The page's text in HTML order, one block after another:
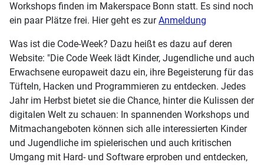
Workshops finden im Makerspace Bonn statt. Es sind noch
ein paar Plätze frei. Hier geht es zurAnmeldung
Was ist die Code-Week? Dazu heißt es dazu auf deren
Website: "Die Code Week lädt Kinder, Jugendliche und auch
Erwachsene europaweit dazu ein, ihre Begeisterung für das
Tüfteln, Hacken und Programmieren zu entdecken. Jedes
Jahr im Herbst bietet sie die Chance, hinter die Kulissen der
digitalen Welt zu schauen: In spannenden Workshops und
Mitmachangeboten können sich alle interessierten Kinder
und Jugendliche im spielerischen und auch kritischen
Umgang mit Hard- und Software erproben und entdecken,